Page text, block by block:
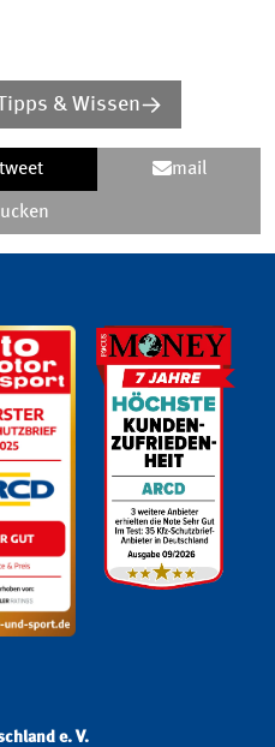
& Wissen
tweet mail
e. V.